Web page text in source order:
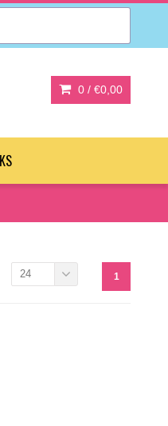
0 / €0,00
1
24